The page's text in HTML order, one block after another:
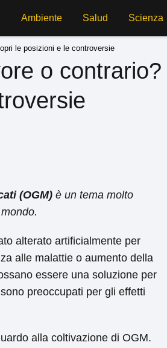
Ambiente Salud Scienza
le posizioni e le controversie
o contrario?
(OGM) è un tema molto
alterato artificialmente per
alle malattie o aumento della
essere una soluzione per
preoccupati per gli effetti
alla coltivazione di OGM.